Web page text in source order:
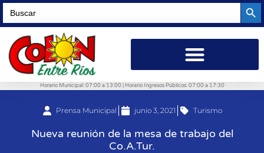
Search
for:
Horario Municipal: 07:00 a 13:00 | Horario Ingresos Públicos: 07:00 a 17:30
Prensa Municipal junio 3, 2021 Turismo
Nueva reunión de la mesa de trabajo del
Co.A.Tur.